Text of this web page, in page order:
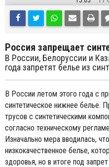
Россия запрещает
В России, Белоруссии и
года запретят белье из
В России летом этого года с
синтетическое нижнее белье.
трусов с синтетическими
согласно техническому
Изначально мера вводилась,
низкокачественное белье,
здоровья, но в итоге под